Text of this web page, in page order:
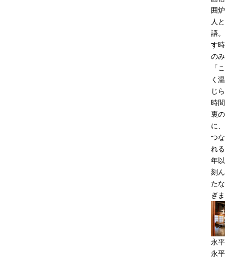
囲
人
語
す
の
「
く
じ
時
裏
に
つ
れ
年
刻
た
ぎ
永
永